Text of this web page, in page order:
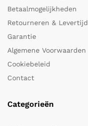
Betaalmogelijkheden
Retourneren & Levertijd
Garantie
Algemene Voorwaarden
Cookiebeleid
Contact
Categorieën